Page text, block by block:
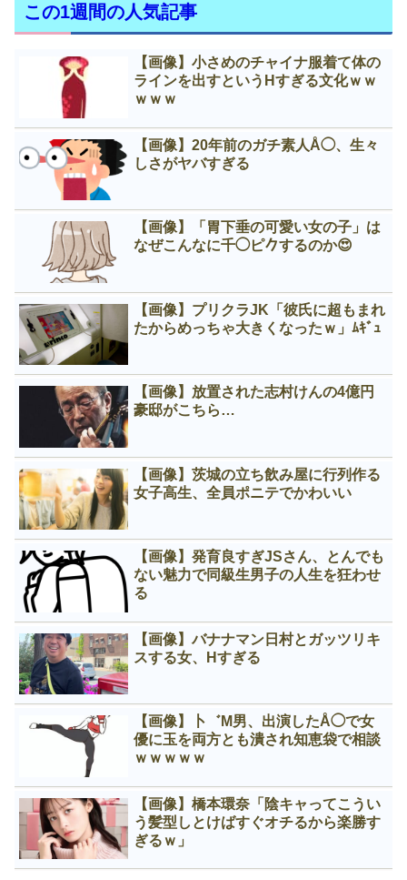
この1週間の人気記事
【画像】小さめのチャイナ服着て体の
ラインを出すというНすぎる文化ｗｗ
ｗｗｗ
【画像】20年前のガチ素人Å◯、生々
しさがヤバすぎる
【画像】「胃下垂の可愛い女の子」は
なぜこんなに千◯ピ𠂊するのか😍
【画像】プリクラJK「彼氏に超もまれ
たからめっちゃ大きくなったｗ」ﾑｷﾞｭ
【画像】放置された志村けんの4億円
豪邸がこちら…
【画像】茨城の立ち飲み屋に行列作る
女子高生、全員ポニテでかわいい
【画像】発育良すぎJSさん、とんでも
ない魅力で同級生男子の人生を狂わせ
る
【画像】バナナマン日村とガッツリキ
スする女、Нすぎる
【画像】卜゛M男、出演したÅ◯で女
優に玉を両方とも潰され知恵袋で相談
ｗｗｗｗｗ
【画像】橋本環奈「陰キャってこうい
う髪型しとけばすぐオチるから楽勝す
ぎるｗ」